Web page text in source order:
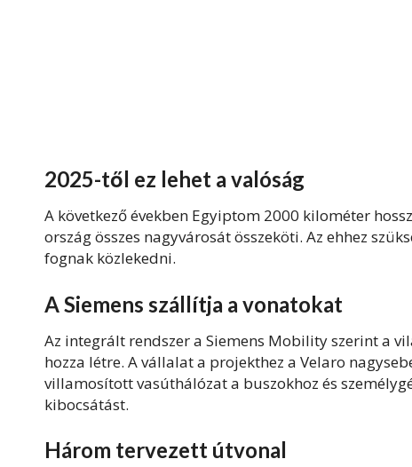
2025-től ez lehet a valóság
A következő években Egyiptom 2000 kilométer
ország összes nagyvárosát összeköti. Az ehhez
fognak közlekedni.
A Siemens szállítja a vonatokat
Az integrált rendszer a Siemens Mobility szerint a
hozza létre. A vállalat a projekthez a Velaro
villamosított vasúthálózat a buszokhoz és
kibocsátást.
Három tervezett útvonal